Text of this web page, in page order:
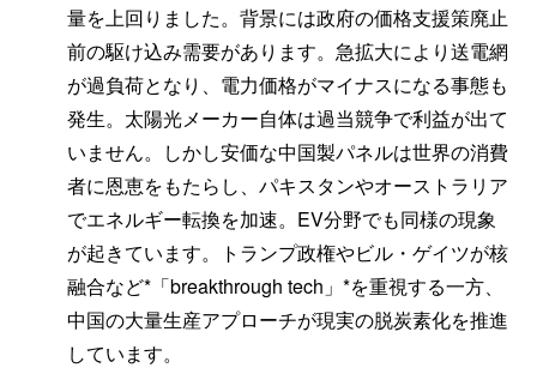
量を上回りました。背景には政府の価格支援策廃止
前の駆け込み需要があります。急拡大により送電網
が過負荷となり、電力価格がマイナスになる事態も
発生。太陽光メーカー自体は過当競争で利益が出て
いません。しかし安価な中国製パネルは世界の消費
者に恩恵をもたらし、パキスタンやオーストラリア
でエネルギー転換を加速。EV分野でも同様の現象
が起きています。トランプ政権やビル・ゲイツが核
融合など*「breakthrough tech」*を重視する一方、
中国の大量生産アプローチが現実の脱炭素化を推進
しています。